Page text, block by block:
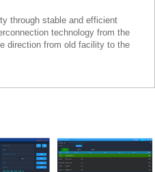
through stable and efficient
technology from the
direction from old facility to the